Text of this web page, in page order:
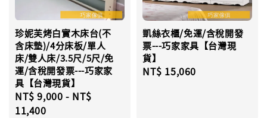
珍妮芙烤白實木床台(不
含床墊)/4分床板/單人
床/雙人床/3.5尺/5尺/免
運/含稅開發票---巧家家
具【台灣現貨】
Regular
price
NT$ 9,000 - NT$
11,400
凱絲衣櫃/免運/含稅開發
票---巧家家具【台灣現
貨】
Regular
NT$ 15,060